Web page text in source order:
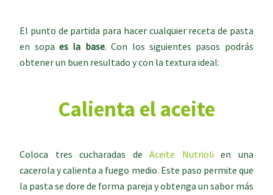
El punto de partida para hacer cualquier receta de pasta
en sopaes la base. Con los siguientes pasos podrás
obtener un buen resultado y con la textura ideal:
Calienta el aceite
Coloca tres cucharadas de Aceite Nutrioli en una
cacerola y calienta a fuego medio. Este paso permite que
la pasta se dore de forma pareja y obtenga un sabor más